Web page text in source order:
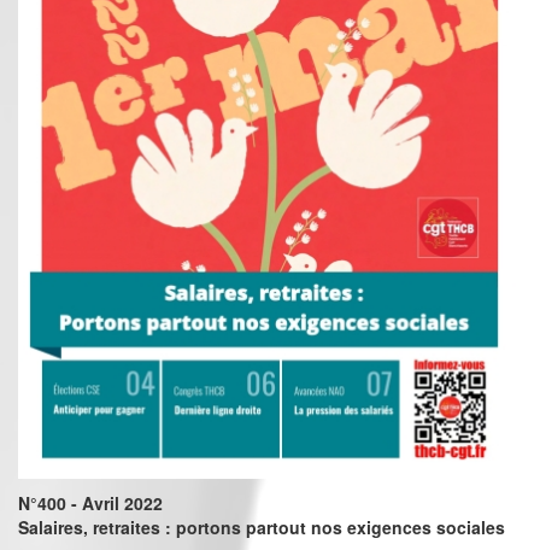
N°400 - Avril 2022
Salaires, retraites : portons partout nos exigences sociales